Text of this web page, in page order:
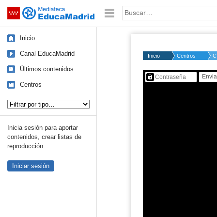
Saltar navegación Palabra o frase:
Inicio
Canal EducaMadrid
Últimos contenidos
Centros
Inicia sesión para aportar
contenidos, crear listas de
reproducción...
Iniciar sesión
Inicio Centros
Contenido protegido…